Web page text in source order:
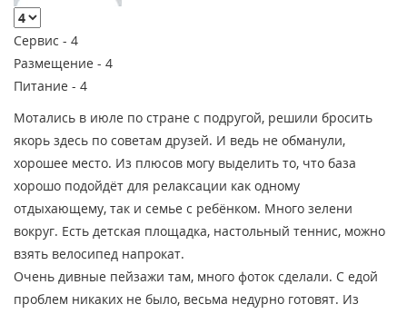
Сервис - 4
Размещение - 4
Питание - 4
Мотались в июле по стране с подругой, решили бросить
якорь здесь по советам друзей. И ведь не обманули,
хорошее место. Из плюсов могу выделить то, что база
хорошо подойдёт для релаксации как одному
отдыхающему, так и семье с ребёнком. Много зелени
вокруг. Есть детская площадка, настольный теннис, можно
взять велосипед напрокат.
Очень дивные пейзажи там, много фоток сделали. С едой
проблем никаких не было, весьма недурно готовят. Из